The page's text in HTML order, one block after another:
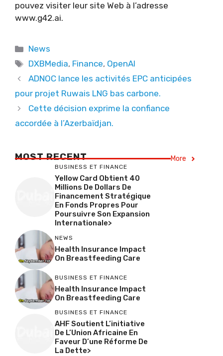
pouvez visiter leur site Web à l’adresse
www.g42.ai.
Categories
News
Tags
DXBMedia, Finance, OpenAI
ADNOC lance les activités EPC anticipées
pour projet Ruwais LNG bas carbone.
Cette décision exprime la confiance
accordée à l’Azerbaïdjan.
MOST RECENT More
BUSINESS ET FINANCE
Yellow Card Obtient 40
Millions De Dollars De
Financement Stratégique
En Fonds Propres Pour
Poursuivre Son Expansion
Internationale>
NEWS
Health Insurance Impact
On Breastfeeding Care
BUSINESS ET FINANCE
Health Insurance Impact
On Breastfeeding Care
BUSINESS ET FINANCE
AHF Soutient L’initiative
De L’Union Africaine En
Faveur D’une Réforme De
La Dette>